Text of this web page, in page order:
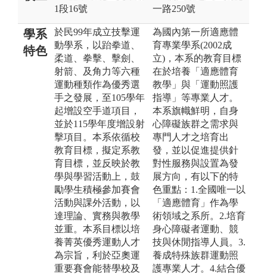
1段16號
一路250號
學系
特色
於民99年成立技擊運
動學系，以跆拳道、
柔道、拳擊、擊劍、
射箭、及角力等六種
運動種類作為優秀選
手之發展，至105學年
起增設空手道項目，
並於115學年度增設射
擊項目。本系依循校
教育目標，擬定系教
育目標，並反映於教
學與學習活動上，鼓
勵學生積極參加賽會
活動與課外活動，以
達理論、實務與教學
並重。本系目標以培
養菁英優秀運動人才
為宗旨，利於亞奧運
重要賽會能替學校及
為國內第一所適應體
育專業學系(2002成
立)，本系的教育目標
在於培養「適應體育
教學」與「運動照護
指導」等專業人才。
本系旗幟鮮明，自身
心障礙族群之需求與
專門人才之培育出
發，並以促進提供針
對性服務與設置為發
展方向，有以下的特
色重點：1.全國唯一以
「適應體育」作為學
術領域之系所。2.培育
身心障礙者運動、競
技與休閒指導人員。3.
養成特殊族群運動照
護專業人才。4.結合優